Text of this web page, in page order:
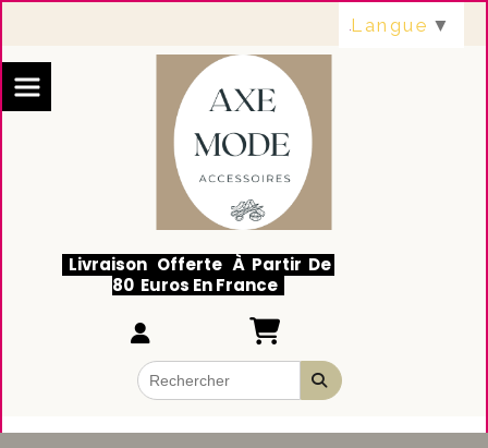
Livraison Offerte À Partir De
80 Euros En France
Langue ▼
Panneau de gestion des cookies